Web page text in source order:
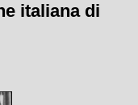
italiana di